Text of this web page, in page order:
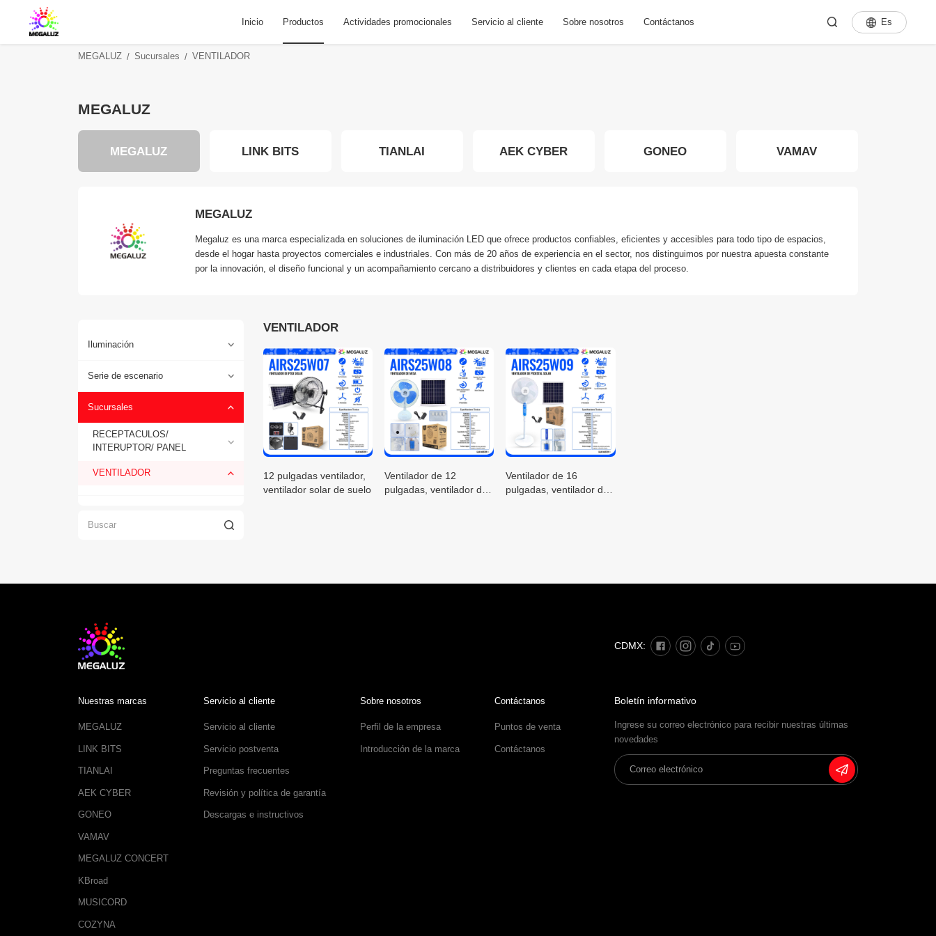
Inicio Productos Actividades promocionales Servicio al cliente Sobre nosotros Contáctanos Es
MEGALUZ Sucursales VENTILADOR
MEGALUZ
MEGALUZ LINK BITS TIANLAI AEK CYBER GONEO VAMAV
MEGALUZ
Megaluz es una marca especializada en soluciones de iluminación LED que ofrece productos confiables, eficientes y accesibles para todo tipo de espacios,
desde el hogar hasta proyectos comerciales e industriales. Con más de 20 años de experiencia en el sector, nos distinguimos por nuestra apuesta constante
por la innovación, el diseño funcional y un acompañamiento cercano a distribuidores y clientes en cada etapa del proceso.
Iluminación
Serie de escenario
Sucursales
RECEPTACULOS/
INTERUPTOR/ PANEL
VENTILADOR
VENTILADOR
12 pulgadas ventilador,
ventilador solar de suelo
Ventilador de 12
pulgadas, ventilador de
Ventilador de 16
pulgadas, ventilador de
CDMX:
Nuestras marcas
MEGALUZ
LINK BITS
TIANLAI
AEK CYBER
GONEO
VAMAV
MEGALUZ CONCERT
KBroad
MUSICORD
COZYNA
Servicio al cliente
Servicio al cliente
Servicio postventa
Preguntas frecuentes
Revisión y política de garantía
Descargas e instructivos
Sobre nosotros
Perfil de la empresa
Introducción de la marca
Contáctanos
Puntos de venta
Contáctanos
Boletín informativo
Ingrese su correo electrónico para recibir nuestras últimas
novedades